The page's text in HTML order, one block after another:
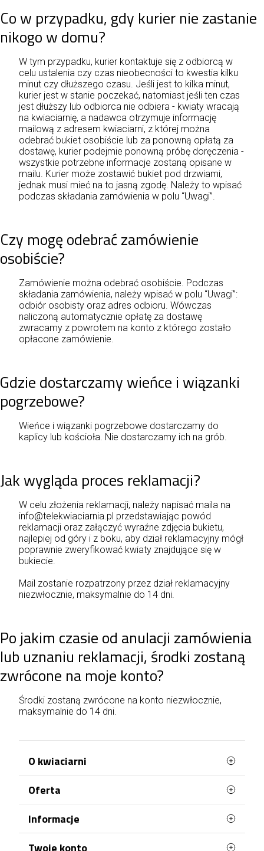
Co w przypadku, gdy kurier nie zastanie
nikogo w domu?
W tym przypadku, kurier kontaktuje się z odbiorcą w
celu ustalenia czy czas nieobecności to kwestia kilku
minut czy dłuższego czasu. Jeśli jest to kilka minut,
kurier jest w stanie poczekać, natomiast jeśli ten czas
jest dłuższy lub odbiorca nie odbiera - kwiaty wracają
na kwiaciarnię, a nadawca otrzymuje informację
mailową z adresem kwiaciarni, z której można
odebrać bukiet osobiście lub za ponowną opłatą za
dostawę, kurier podejmie ponowną próbę doręczenia -
wszystkie potrzebne informacje zostaną opisane w
mailu. Kurier może zostawić bukiet pod drzwiami,
jednak musi mieć na to jasną zgodę. Należy to wpisać
podczas składania zamówienia w polu “Uwagi”.
Czy mogę odebrać zamówienie
osobiście?
Zamówienie można odebrać osobiście. Podczas
składania zamówienia, należy wpisać w polu “Uwagi”:
odbiór osobisty oraz adres odbioru. Wówczas
naliczoną automatycznie opłatę za dostawę
zwracamy z powrotem na konto z którego zostało
opłacone zamówienie.
Gdzie dostarczamy wieńce i wiązanki
pogrzebowe?
Wieńce i wiązanki pogrzebowe dostarczamy do
kaplicy lub kościoła. Nie dostarczamy ich na grób.
Jak wygląda proces reklamacji?
W celu złożenia reklamacji, należy napisać maila na
info@telekwiaciarnia.pl przedstawiając powód
reklamacji oraz załączyć wyraźne zdjęcia bukietu,
najlepiej od góry i z boku, aby dział reklamacyjny mógł
poprawnie zweryfikować kwiaty znajdujące się w
bukiecie.
Mail zostanie rozpatrzony przez dział reklamacyjny
niezwłocznie, maksymalnie do 14 dni.
Po jakim czasie od anulacji zamówienia
lub uznaniu reklamacji, środki zostaną
zwrócone na moje konto?
Środki zostaną zwrócone na konto niezwłocznie,
maksymalnie do 14 dni.
O kwiaciarni
Poczta Łódź, kwiatowa wysyłka w Twoim
mieście!
Nasza kwiaciarnia działa na rynku florystycznym
od ponad kilkunastu lat i każdego dnia oferujemy
Klientom realizację zamówień na najwyższym
Oferta
Mapa strony
Informacje
Twoje konto